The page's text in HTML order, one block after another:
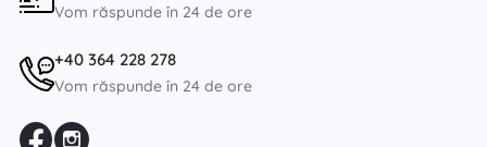
Vom răspunde în 24 de ore
+40 364 228 278
Vom răspunde în 24 de ore